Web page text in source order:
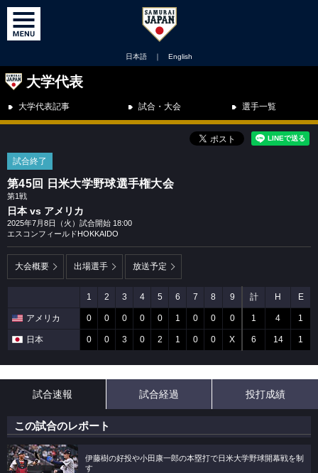
日本語 ｜ English
大学代表
大学代表記事 試合・大会 選手一覧
試合終了
第45回 日米大学野球選手権大会
第1戦
日本 vs アメリカ
2025年7月8日（火）試合開始 18:00
エスコンフィールドHOKKAIDO
大会概要 出場選手 放送予定
1 2 3 4 5 6 7 8 9 計 H E
アメリカ 0 0 0 0 0 1 0 0 0 1 4 1
日本 0 0 3 0 2 1 0 0 X 6 14 1
試合速報 試合経過 投打成績
この試合のレポート
伊藤樹の好投や小田康一郎の本塁打で日米大学野球開幕戦を制
す